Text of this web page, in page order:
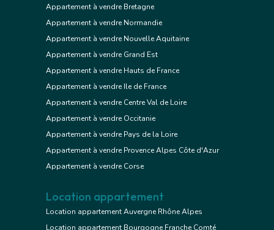
Appartement à vendre Bretagne
Appartement à vendre Normandie
Appartement à vendre Nouvelle Aquitaine
Appartement à vendre Grand Est
Appartement à vendre Hauts de France
Appartement à vendre Ile de France
Appartement à vendre Centre Val de Loire
Appartement à vendre Occitanie
Appartement à vendre Pays de la Loire
Appartement à vendre Provence Alpes Côte d'Azur
Appartement à vendre Corse
Location appartement
Location appartement Auvergne Rhône Alpes
Location appartement Bourgogne Franche Comté